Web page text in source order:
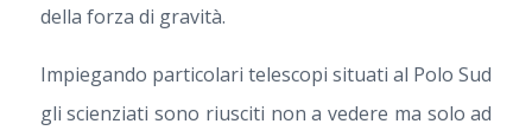
della forza di gravità.
Impiegando particolari telescopi situati al Polo Sud
gli scienziati sono riusciti non a vedere ma solo ad